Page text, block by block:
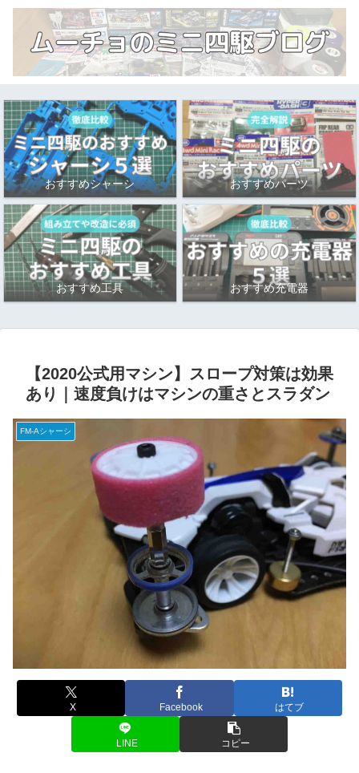
おすすめシャーシ おすすめパーツ
おすすめ工具 おすすめ充電器
【2020公式用マシン】スロープ対策は効果
あり｜速度負けはマシンの重さとスラダン
FM-Aシャーシ
X Facebook はてブ
LINE コピー